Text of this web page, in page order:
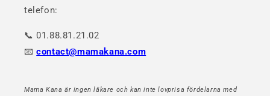
telefon:
📞 01.88.81.21.02
📧contact@mamakana.com
Mama Kana är ingen läkare och kan inte lovprisa fördelarna med